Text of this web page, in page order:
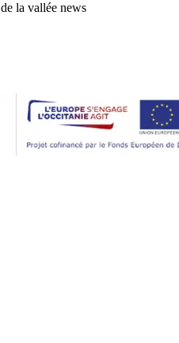
la vallée news